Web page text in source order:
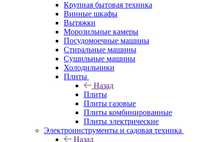
Крупная бытовая техника
Винные шкафы
Вытяжки
Морозильные камеры
Посудомоечные машины
Стиральные машины
Сушильные машины
Холодильники
Плиты
Назад
Плиты
Плиты газовые
Плиты комбинированные
Плиты электрические
Электроинструменты и садовая техника
Назад